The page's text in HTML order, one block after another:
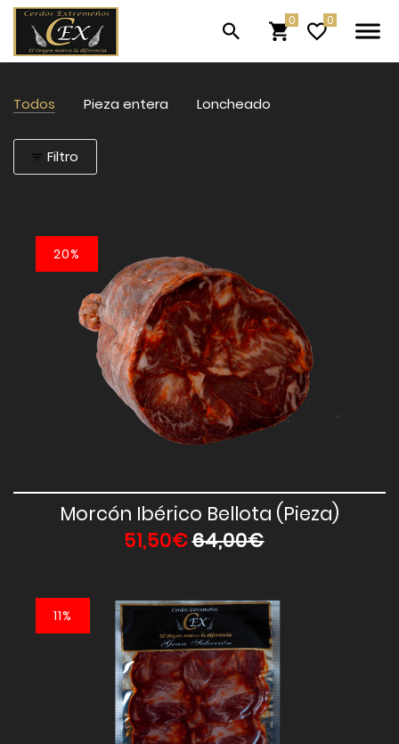
Todos Pieza entera Loncheado
Filtro
Vista Rápida
Morcón Ibérico Bellota (Pieza)
51,50€64,00€
20%
11%